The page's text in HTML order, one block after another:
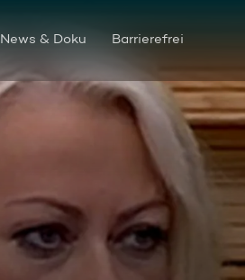
News & Doku Barrierefrei